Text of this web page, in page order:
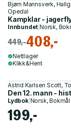
Bjørn Mannsverk,
Opedal
Kampklar -
Innbundet |Norsk,
449,-408,-
Nettlager
Klikk&Hent
Astrid Karlsen Scott,
Den 12. mann -
Lydbok| Norsk, Bokmål
199,-